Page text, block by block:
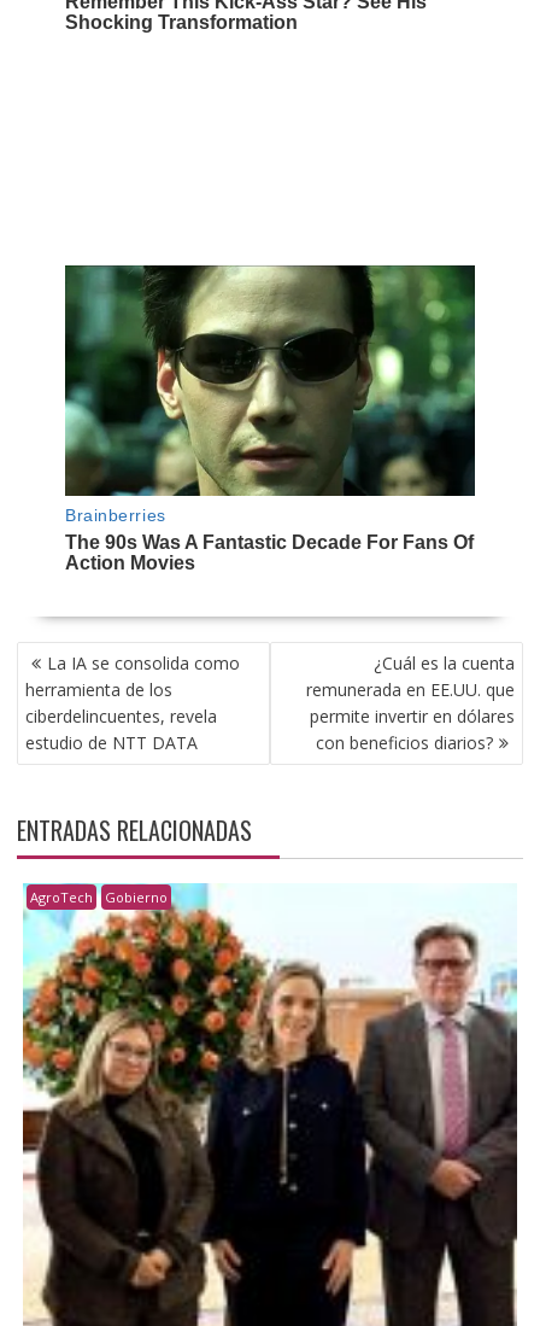
NAVEGACIÓN
DE
ENTRADAS
La IA se consolida como
herramienta de los
ciberdelincuentes, revela
estudio de NTT DATA
¿Cuál es la cuenta
remunerada en EE.UU. que
permite invertir en dólares
con beneficios diarios?
ENTRADAS RELACIONADAS
AgroTech Gobierno